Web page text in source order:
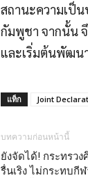
สถานะความเป็น
กัมพูชา จากนั้น
และเริ่มต้นพัฒน
แท็ก Joint
บทความก่อนหน้านี้
ยังจัดได้! กระทรว
รื่นเริง ไม่กระทบกี